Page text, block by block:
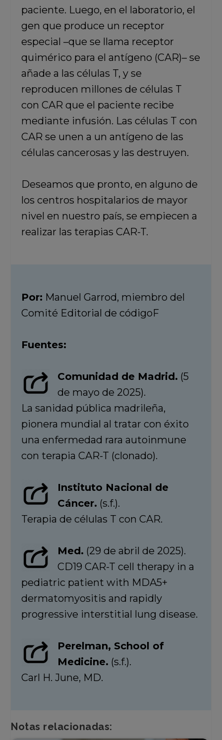
paciente. Luego, en el laboratorio, el
gen que produce un receptor
especial –que se llama receptor
quimérico para el antígeno (CAR)– se
añade a las células T, y se
reproducen millones de células T
con CAR que el paciente recibe
mediante infusión. Las células T con
CAR se unen a un antígeno de las
células cancerosas y las destruyen.
Deseamos que pronto, en alguno de
los centros hospitalarios de mayor
nivel en nuestro país, se empiecen a
realizar las terapias CAR-T.
Por: Manuel Garrod, miembro del
Comité Editorial de códigoF
Fuentes:
Comunidad de Madrid. (5
de mayo de 2025).
La sanidad pública madrileña,
pionera mundial al tratar con éxito
una enfermedad rara autoinmune
con terapia CAR-T (clonado).
Instituto Nacional de
Cáncer. (s.f.).
Terapia de células T con CAR.
Med. (29 de abril de 2025).
CD19 CAR-T cell therapy in a
pediatric patient with MDA5+
dermatomyositis and rapidly
progressive interstitial lung disease.
Perelman, School of
Medicine. (s.f.).
Carl H. June, MD.
Notas relacionadas: